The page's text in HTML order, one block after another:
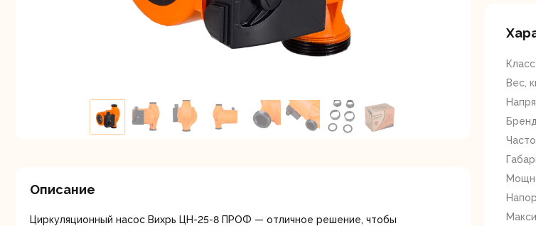
Отрезные пилы
Описание
Циркуляционный насос Вихрь ЦН-25-8 ПРОФ — отличное решение, чтобы
Вес,
Бренд